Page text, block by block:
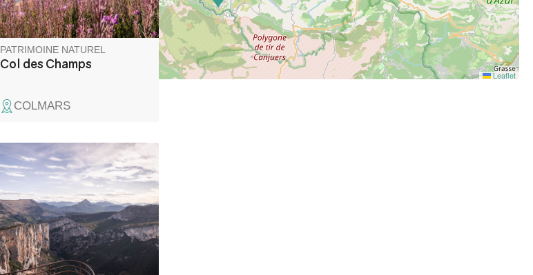
aussi le royaume des
marmottes.
PATRIMOINE NATUREL
Col des Champs
COLMARS
C’est certainement le plus
panoramique de tous les
belvédères... Il a été rénové en
2018 dans le cadre de
l’Opération Grand Site des
Gorges du Verdon.
Leaflet